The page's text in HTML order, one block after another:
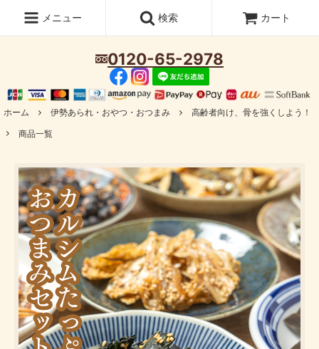
0120-65-2978
メニュー 検索 カート
ホーム 伊勢あられ・おやつ・おつまみ
高齢者向け、骨を強くしよう！
商品一覧